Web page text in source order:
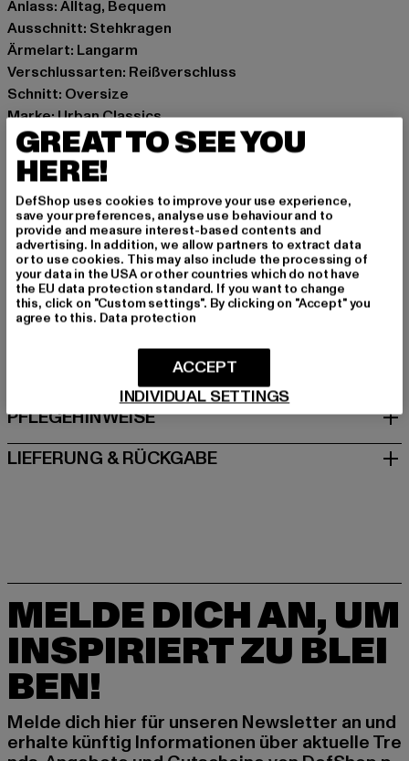
Anlass: Alltag, Bequem
Ausschnitt: Stehkragen
Ärmelart: Langarm
Verschlussarten: Reißverschluss
Schnitt: Oversize
Marke: Urban Classics
Kat.: Übergangsjacken
Farbe: schwarz
Hersteller Farbe: black
Materialzusammensetzung: 100% Nylon, 100% Polyester
Art.Nr: TB6068-00007
Hersteller: TB International GmbH |info@tbint.de
Dr.-Robert-Murjahn-Straße 7 | 64372 Ober-Ramstadt |
DE
GRÖSSE & PASSFORM
PFLEGEHINWEISE
LIEFERUNG & RÜCKGABE
MELDE DICH AN, UM
INSPIRIERT ZU BLEI
BEN!
Melde dich hier für unseren Newsletter an und
erhalte künftig Informationen über aktuelle Tre
GREAT TO SEE YOU
HERE!
DefShop uses cookies to improve your use experience,
save your preferences, analyse use behaviour and to
provide and measure interest-based contents and
advertising. In addition, we allow partners to extract data
or to use cookies. This may also include the processing of
your data in the USA or other countries which do not have
the EU data protection standard. If you want to change
this, click on "Custom settings". By clicking on "Accept" you
agree to this. Data protection
INDIVIDUAL SETTINGS
ACCEPT